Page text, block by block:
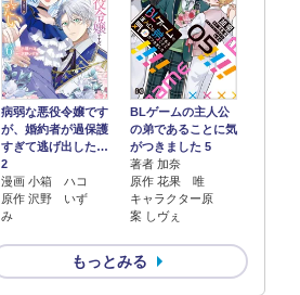
病弱な悪役令嬢です
が、婚約者が過保護
すぎて逃げ出した…
2
漫画 小箱 ハコ
原作 沢野 いず
み
BLゲームの主人公
の弟であることに気
がつきました 5
著者 加奈
原作 花果 唯
キャラクター原
案 しヴぇ
もっとみる